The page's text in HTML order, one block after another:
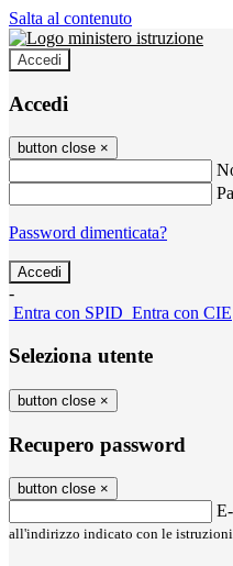
Salta al contenuto
Accedi
Accedi
button close ×
Password dimenticata?
-
Entra con SPID Entra con CIE
Seleziona utente
button close ×
Recupero password
button close ×
all'indirizzo indicato con le istruzioni